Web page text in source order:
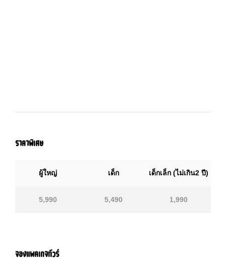
ราคาพิเศษ
ผู้ใหญ่ เด็ก เด็กเล็ก (ไม่เกิน2 ปี)
5,990 5,490 1,990
จองแพคเกจทัวร์